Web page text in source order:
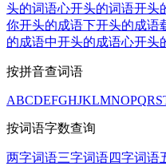
头的词语心开头的词语开头
你开头的成语下开头的成语
的成语中开头的成语心开头
按拼音查词语
ABCDEFGHJKLMNOPQRS
按词语字数查询
两字词语三字词语四字词语